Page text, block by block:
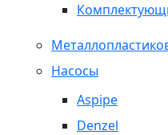
Насосы
Aspipe
Denzel